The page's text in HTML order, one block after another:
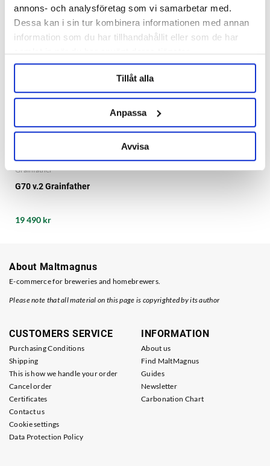
annons- och analysföretag som vi samarbetar med.
Dessa kan i sin tur kombinera informationen med annan
information som du har tillhandahållit eller som de har
samlat in när du har använt deras tjänster.
Tillåt alla
Anpassa
Avvisa
ORDER ITEM
Grainfather
G70 v.2 Grainfather
19 490 kr
About Maltmagnus
E-commerce for breweries and homebrewers.
Please note that all material on this page is copyrighted by its author
CUSTOMERS SERVICE
Purchasing Conditions
Shipping
This is how we handle your order
Cancel order
Certificates
Contact us
Cookie settings
Data Protection Policy
INFORMATION
About us
Find MaltMagnus
Guides
Newsletter
Carbonation Chart